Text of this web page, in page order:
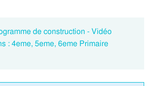
de construction - Vidéo
: 4eme, 5eme, 6eme Primaire